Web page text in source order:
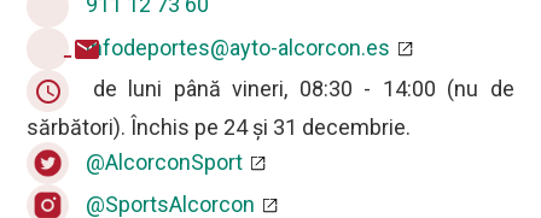
telefon
e-mailinfodeportes@ayto-alcorcon.es
query_builder
de luni până vineri, 08:30 - 14:00 (nu de
sărbători). Închis pe 24 și 31 decembrie.
@AlcorconSport
@SportsAlcorcon